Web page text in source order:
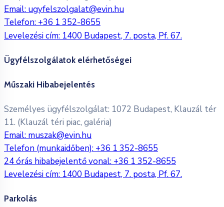
Email: ugyfelszolgalat@evin.hu
Telefon: +36 1 352-8655
Levelezési cím: 1400 Budapest, 7. posta, Pf. 67.
Ügyfélszolgálatok elérhetőségei
Műszaki Hibabejelentés
Személyes ügyfélszolgálat: 1072 Budapest, Klauzál tér
11. (Klauzál téri piac, galéria)
Email: muszak@evin.hu
Telefon (munkaidőben): +36 1 352-8655
24 órás hibabejelentő vonal: +36 1 352-8655
Levelezési cím: 1400 Budapest, 7. posta, Pf. 67.
Parkolás